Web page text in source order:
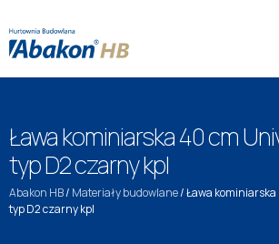
Ława kominiarska 40 cm
typ D2 czarny kpl
Abakon HB/ Materiały budowlane/Ława
typ D2 czarny kpl